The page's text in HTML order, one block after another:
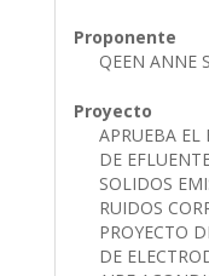
Proponente
QEEN ANNE
Proyecto
APRUEBA EL
DE
SOLIDOS
RUIDOS
PROYECTO
DE